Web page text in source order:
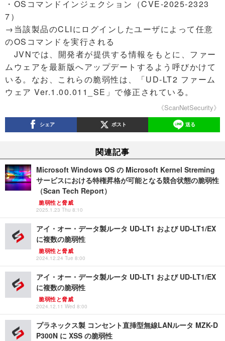
・OSコマンドインジェクション（CVE-2025-2323
7）
→当該製品のCLIにログインしたユーザによって任意
のOSコマンドを実行される
JVNでは、開発者が提供する情報をもとに、ファー
ムウェアを最新版へアップデートするよう呼びかけて
いる。なお、これらの脆弱性は、「UD-LT2 ファーム
ウェア Ver.1.00.011_SE」で修正されている。
《ScanNetSecurity》
シェア ポスト 送る
関連記事
Microsoft Windows OS の Microsoft Kernel Streming
サービスにおける特権昇格が可能となる競合状態の脆弱性
（Scan Tech Report）
脆弱性と脅威
2025.1.23 Thu 8:10
アイ・オー・データ製ルータ UD-LT1 および UD-LT1/EX
に複数の脆弱性
脆弱性と脅威
2024.12.24 Tue 8:00
アイ・オー・データ製ルータ UD-LT1 および UD-LT1/EX
に複数の脆弱性
脆弱性と脅威
2024.12.11 Wed 8:00
プラネックス製 コンセント直挿型無線LANルータ MZK-D
P300N に XSS の脆弱性